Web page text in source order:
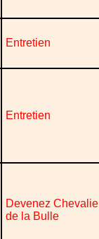
Entretien
Entretien
Devenez
de la Bulle